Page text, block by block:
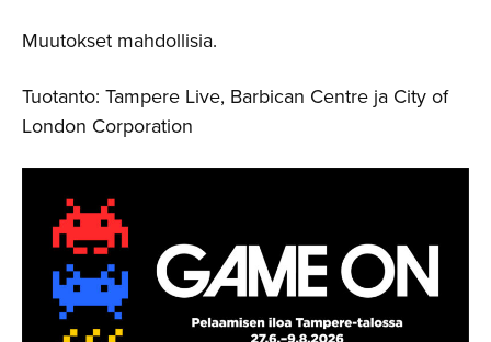
Muutokset mahdollisia.
Tuotanto: Tampere Live, Barbican Centre ja City of
London Corporation